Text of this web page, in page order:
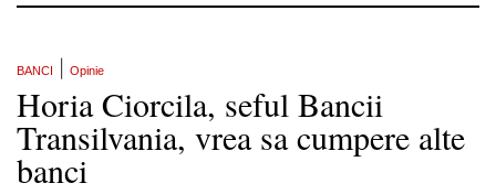
BANCI Opinie
Horia Ciorcila, seful Bancii
Transilvania, vrea sa cumpere alte
banci